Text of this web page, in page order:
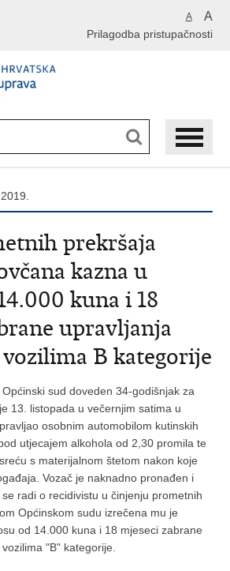
A A
Prilagodba pristupačnosti
prekršaja
kazna u
kuna i 18
upravljanja
B kategorije
sud doveden 34-godišnjak za
13. listopada u večernjim satima u
osobnim automobilom kutinskih
utjecajem alkohola od 2,30 promila te
s materijalnom štetom nakon koje
Vozač je naknadno pronađen i
radi o recidivistu u činjenju prometnih
Općinskom sudu izrečena mu je
od 14.000 kuna i 18 mjeseci zabrane
"B" kategorije.